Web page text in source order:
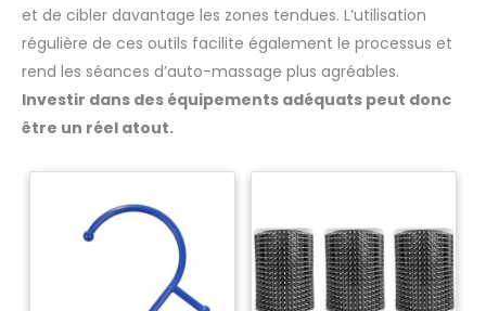
et de cibler davantage les zones tendues. L’utilisation
régulière de ces outils facilite également le processus et
rend les séances d’auto-massage plus agréables.
Investir dans des équipements adéquats peut donc
être un réel atout.